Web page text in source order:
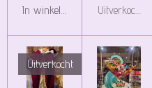
In winkelwagen Uitverkocht
Uitverkocht